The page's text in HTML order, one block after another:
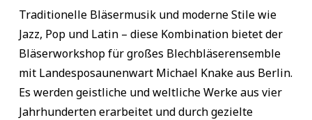
Traditionelle Bläsermusik und moderne Stile wie
Jazz, Pop und Latin – diese Kombination bietet der
Bläserworkshop für großes Blechbläserensemble
mit Landesposaunenwart Michael Knake aus Berlin.
Es werden geistliche und weltliche Werke aus vier
Jahrhunderten erarbeitet und durch gezielte